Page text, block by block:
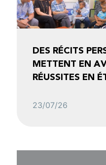
DES RÉCITS
METTENT EN
RÉUSSITES EN
23/07/26